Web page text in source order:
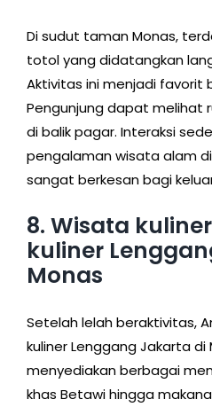
Di sudut taman Monas,
totol yang didatangkan
Aktivitas ini menjadi favorit
Pengunjung dapat melihat
di balik pagar. Interaksi
pengalaman wisata alam
sangat berkesan bagi
8. Wisata
kuliner
Monas
Setelah lelah beraktivitas,
kuliner Lenggang Jakarta di
menyediakan berbagai
khas Betawi hingga